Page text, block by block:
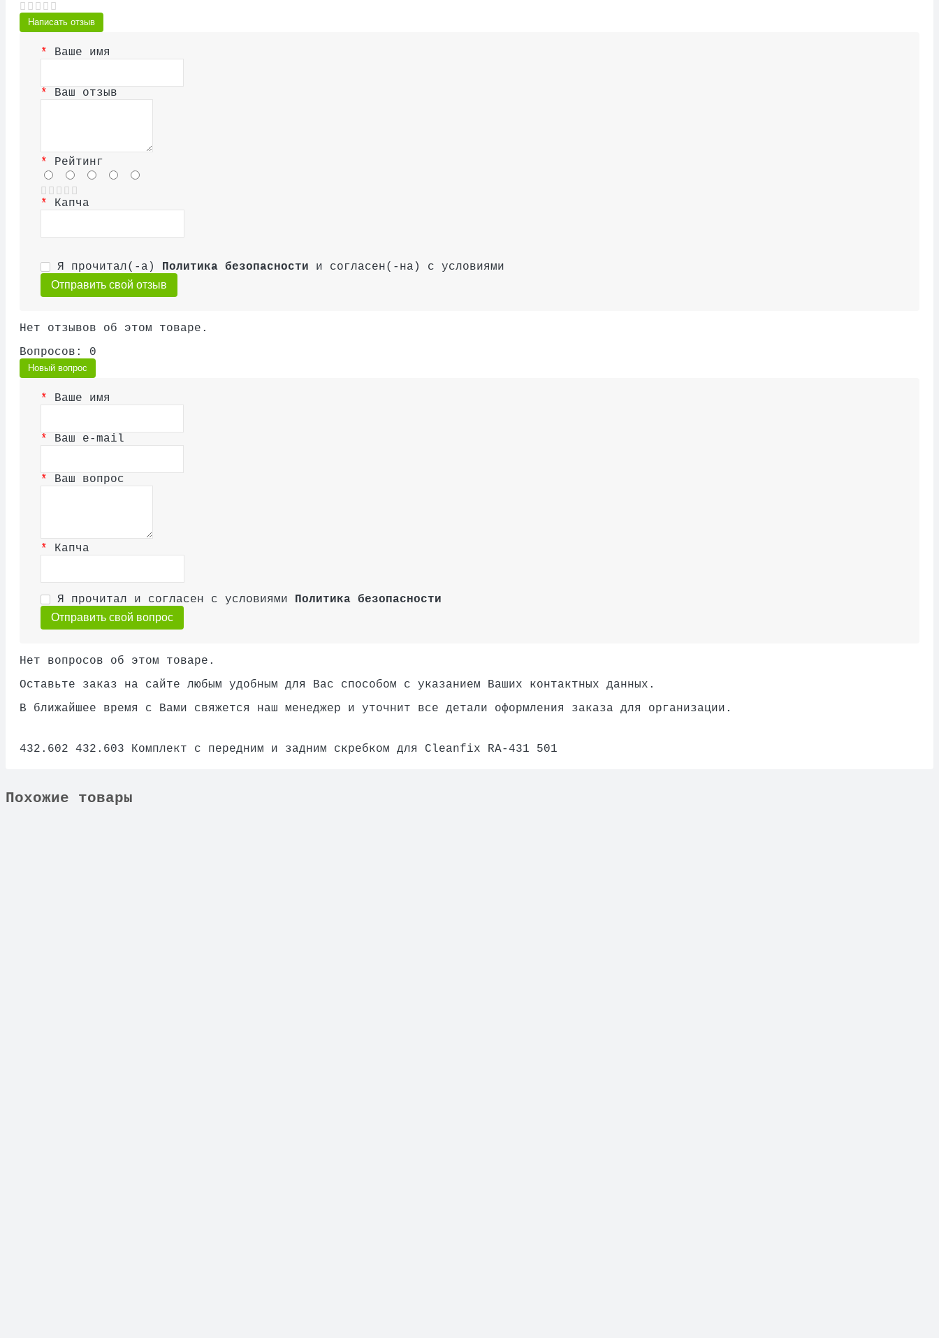
Написать отзыв
Ваше имя
Ваш отзыв
Рейтинг
Капча
Я прочитал(-а) Политика безопасности и согласен(-на) с условиями
Отправить свой отзыв
Нет отзывов об этом товаре.
Вопросов: 0
Новый вопрос
Ваше имя
Ваш e-mail
Ваш вопрос
Капча
Я прочитал и согласен с условиями Политика безопасности
Отправить свой вопрос
Нет вопросов об этом товаре.
Оставьте заказ на сайте любым удобным для Вас способом с указанием Ваших контактных данных.
В ближайшее время с Вами свяжется наш менеджер и уточнит все детали оформления заказа для организации.
432.602 432.603 Комплект с передним и задним скребком для Cleanfix RA-431 501
Похожие товары